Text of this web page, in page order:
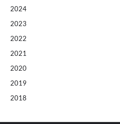
2024
2023
2022
2021
2020
2019
2018